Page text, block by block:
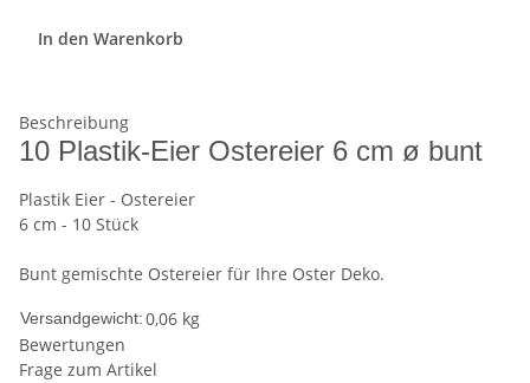
In den Warenkorb
Beschreibung
10 Plastik-Eier Ostereier 6 cm ø bunt
Plastik Eier - Ostereier
6 cm - 10 Stück
Bunt gemischte Ostereier für Ihre Oster Deko.
Versandgewicht:0,06 kg
Bewertungen
Frage zum Artikel